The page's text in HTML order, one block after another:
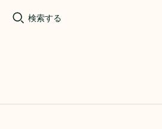
検索する